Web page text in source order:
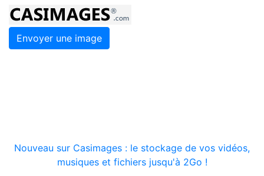
Envoyer une image
Nouveau sur Casimages : le stockage de vos vidéos,
musiques et fichiers jusqu'à 2Go !